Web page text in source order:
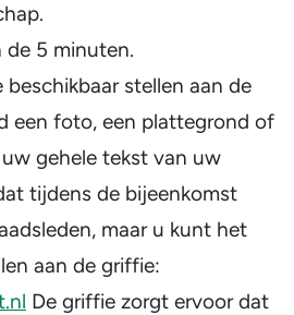
5 minuten.
stellen aan de
een foto, een plattegrond of
gehele tekst van uw
tijdens de bijeenkomst
maar u kunt het
aan de griffie:
De griffie zorgt ervoor dat